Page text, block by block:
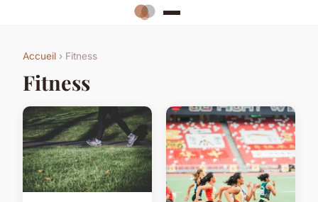
Accueil › Fitness
Fitness